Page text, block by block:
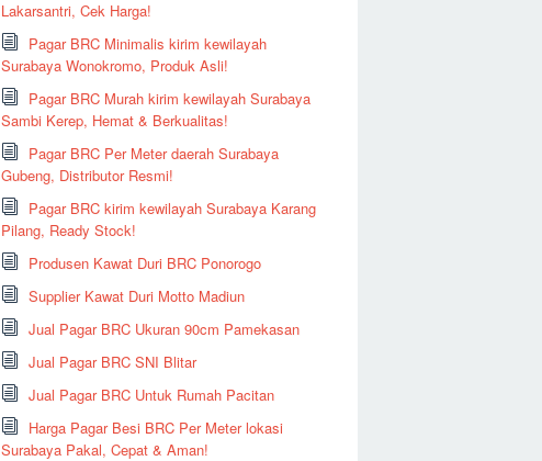
Lakarsantri, Cek Harga!
Pagar BRC Minimalis kirim kewilayah
Surabaya Wonokromo, Produk Asli!
Pagar BRC Murah kirim kewilayah Surabaya
Sambi Kerep, Hemat & Berkualitas!
Pagar BRC Per Meter daerah Surabaya
Gubeng, Distributor Resmi!
Pagar BRC kirim kewilayah Surabaya Karang
Pilang, Ready Stock!
Produsen Kawat Duri BRC Ponorogo
Supplier Kawat Duri Motto Madiun
Jual Pagar BRC Ukuran 90cm Pamekasan
Jual Pagar BRC SNI Blitar
Jual Pagar BRC Untuk Rumah Pacitan
Harga Pagar Besi BRC Per Meter lokasi
Surabaya Pakal, Cepat & Aman!